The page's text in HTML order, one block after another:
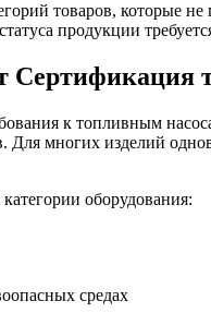
товаров, которые
продукции
к топливным
многих изделий
оборудования:
средах